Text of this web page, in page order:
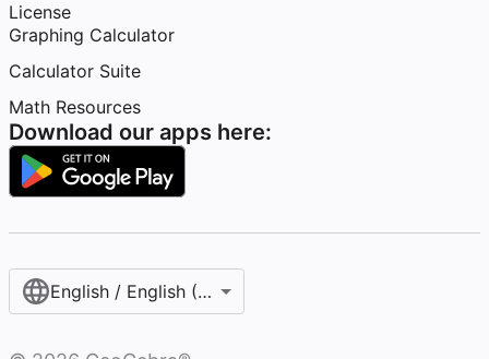
License
Graphing Calculator
Calculator Suite
Math Resources
Download our apps here:
English / English (United States)